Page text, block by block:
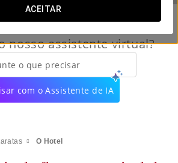
ACEITAR
nosso assistente virtual?
o que precisar
com o Assistente de IA
O Hotel